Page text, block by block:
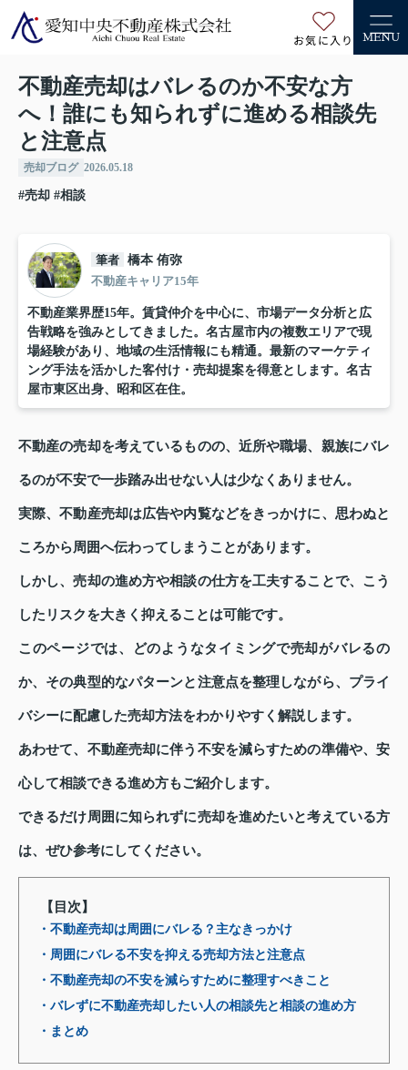
お気に入り MENU
不動産売却はバレるのか不安な方
へ！誰にも知られずに進める相談先
と注意点
売却ブログ 2026.05.18
#売却 #相談
筆者 橋本 侑弥
不動産キャリア15年
不動産業界歴15年。賃貸仲介を中心に、市場データ分析と広
告戦略を強みとしてきました。名古屋市内の複数エリアで現
場経験があり、地域の生活情報にも精通。最新のマーケティ
ング手法を活かした客付け・売却提案を得意とします。名古
屋市東区出身、昭和区在住。
不動産の売却を考えているものの、近所や職場、親族にバレ
るのが不安で一歩踏み出せない人は少なくありません。
実際、不動産売却は広告や内覧などをきっかけに、思わぬと
ころから周囲へ伝わってしまうことがあります。
しかし、売却の進め方や相談の仕方を工夫することで、こう
したリスクを大きく抑えることは可能です。
このページでは、どのようなタイミングで売却がバレるの
か、その典型的なパターンと注意点を整理しながら、プライ
バシーに配慮した売却方法をわかりやすく解説します。
あわせて、不動産売却に伴う不安を減らすための準備や、安
心して相談できる進め方もご紹介します。
できるだけ周囲に知られずに売却を進めたいと考えている方
は、ぜひ参考にしてください。
【目次】
・不動産売却は周囲にバレる？主なきっかけ
・周囲にバレる不安を抑える売却方法と注意点
・不動産売却の不安を減らすために整理すべきこと
・バレずに不動産売却したい人の相談先と相談の進め方
・まとめ